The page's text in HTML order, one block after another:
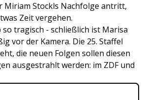
Miriam Stockls Nachfolge antritt,
Zeit vergehen.
so tragisch - schließlich ist Marisa
vor der Kamera. Die 25. Staffel
die neuen Folgen sollen diesen
ausgestrahlt werden: im ZDF und